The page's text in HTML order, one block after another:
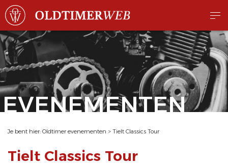
EVENEMENTEN
Je bent hier: Oldtimer evenementen > Tielt Classics Tour
Tielt Classics Tour